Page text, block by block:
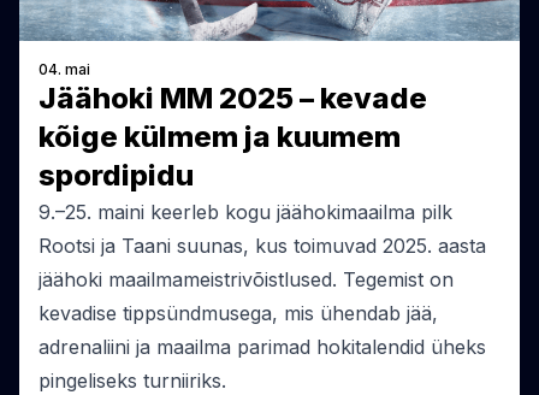
04. mai
Jäähoki MM 2025 – kevade
kõige külmem ja kuumem
spordipidu
9.–25. maini keerleb kogu jäähokimaailma pilk
Rootsi ja Taani suunas, kus toimuvad 2025. aasta
jäähoki maailmameistrivõistlused. Tegemist on
kevadise tippsündmusega, mis ühendab jää,
adrenaliini ja maailma parimad hokitalendid üheks
pingeliseks turniiriks.